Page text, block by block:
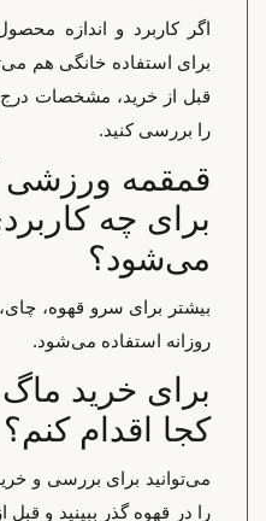
اگر کاربرد و اندازه
برای استفاده خانگی هم
قبل از خرید، مشخصات
را بررسی کنید.
قمقمه ورزشی
برای چه
می‌شود؟
بیشتر برای سرو قهوه، چای،
روزانه استفاده می‌شود.
برای خرید ماگ
کجا اقدام کنم؟
می‌توانید برای بررسی و
را در قهوه گذر ببینید و